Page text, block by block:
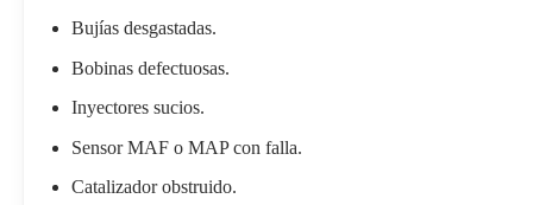
Bujías desgastadas.
Bobinas defectuosas.
Inyectores sucios.
Sensor MAF o MAP con falla.
Catalizador obstruido.